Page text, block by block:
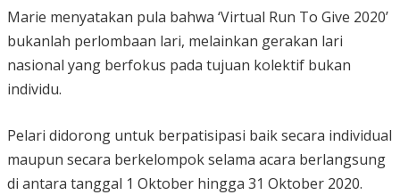
Marie menyatakan pula bahwa ‘Virtual Run To Give 2020’
bukanlah perlombaan lari, melainkan gerakan lari
nasional yang berfokus pada tujuan kolektif bukan
individu.
Pelari didorong untuk berpatisipasi baik secara individual
maupun secara berkelompok selama acara berlangsung
di antara tanggal 1 Oktober hingga 31 Oktober 2020.